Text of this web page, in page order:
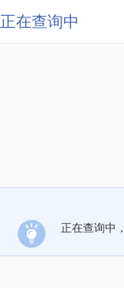
正在查询中
正在查询中